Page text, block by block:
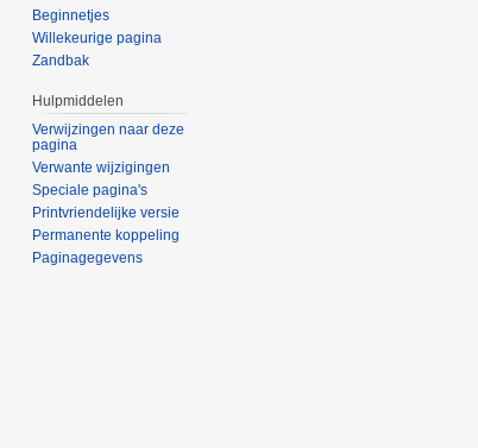
Beginnetjes
Willekeurige pagina
Zandbak
Hulpmiddelen
Verwijzingen naar deze
pagina
Verwante wijzigingen
Speciale pagina's
Printvriendelijke versie
Permanente koppeling
Paginagegevens